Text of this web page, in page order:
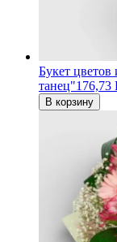
Букет
танец"176,73
В корзину